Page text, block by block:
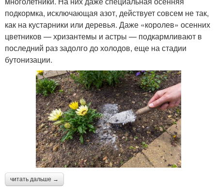
подкормка, исключающая азот, действует совсем не так,
как на кустарники или деревья. Даже «королев» осенних
цветников — хризантемы и астры — подкармливают в
последний раз задолго до холодов, еще на стадии
бутонизации.
читать дальше →